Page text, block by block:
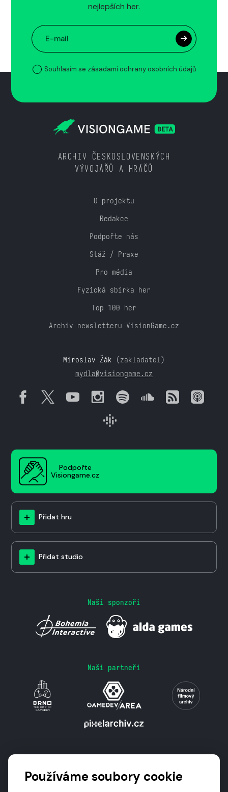
nejlepších her.
Souhlasím se zásadami ochrany osobních údajů
ARCHIV ČESKOSLOVENSKÝCH
VÝVOJÁŘŮ A HRÁČŮ
O projektu
Redakce
Podpořte nás
Stáž / Praxe
Pro média
Fyzická sbírka her
Top 100 her
Archiv newsletteru VisionGame.cz
Miroslav Žák (zakladatel)
mydla@visiongame.cz
Podpořte
Visiongame.cz
Přidat hru
Přidat studio
Naši sponzoři
Naši partneři
Používáme soubory cookie